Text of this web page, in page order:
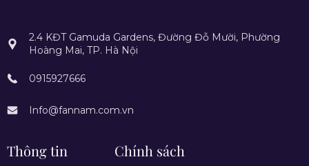
2.4 KĐT Gamuda Gardens, Đường Đỗ Mười, Phường
Hoàng Mai, TP. Hà Nội
0915927666
Info@fannam.com.vn
Thông tin Chính sách